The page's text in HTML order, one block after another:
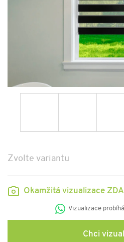
Zvolte variantu
Okamžitá vizualizace
Vizualizace
Chci